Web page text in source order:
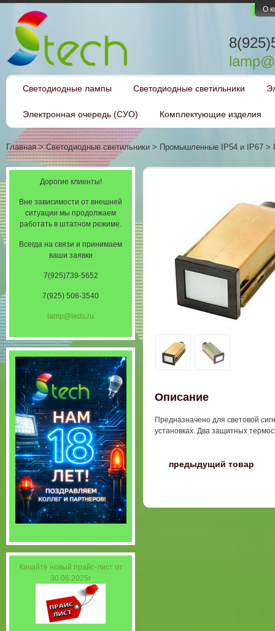
О
Светодиодные лампы Светодиодные светильники
Электронная очередь (СУО) Комплектующие изделия
Главная>Светодиодные светильники > Промышленные IP54 и IP67 >
световое типа ТСМ
Описание
Предназначено для световой
установках. Два защитных
предыдущий товар
Дорогие клиенты!
Вне зависимости от внешней
ситуации мы продолжаем
работать в штатном режиме.
Всегда на связи и принимаем
ваши заявки
7(925)739-5652
7(925) 506-3540
lamp@leds.ru
Качайте новый прайс-лист от
30.06.2025г